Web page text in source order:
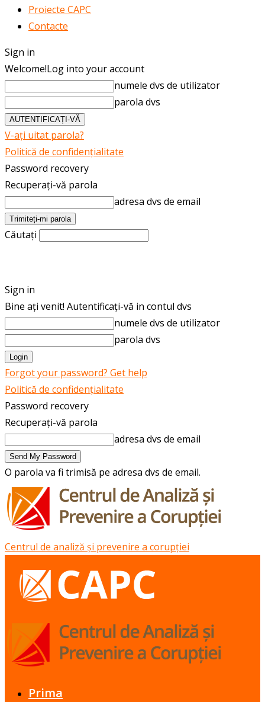
Proiecte CAPC
Contacte
Sign in
Welcome!Log into your account
numele dvs de utilizator
parola dvs
V-ați uitat parola?
Politică de confidențialitate
Password recovery
Recuperați-vă parola
adresa dvs de email
Căutați
Sign in
Bine ați venit! Autentificați-vă in contul dvs
numele dvs de utilizator
parola dvs
Forgot your password? Get help
Politică de confidențialitate
Password recovery
Recuperați-vă parola
adresa dvs de email
O parola va fi trimisă pe adresa dvs de email.
Centrul de analiză și prevenire a corupției
Prima